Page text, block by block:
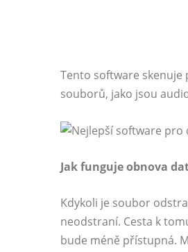
Tento software skenuje
souborů, jako jsou
Jak funguje obnova
Kdykoli je soubor
neodstraní. Cesta k
bude méně přístupná.